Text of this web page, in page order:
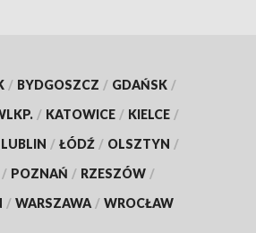
/ BYDGOSZCZ / GDAŃSK /
/ KATOWICE / KIELCE /
LUBLIN / ŁÓDŹ / OLSZTYN /
/ POZNAŃ / RZESZÓW /
/ WARSZAWA / WROCŁAW